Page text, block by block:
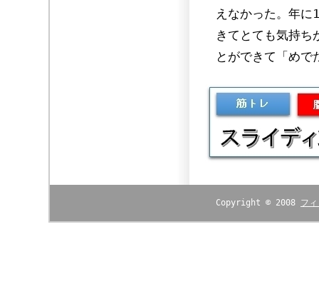
えなかった。年に
きてとても気持ち
とができて「めで
Copyright © 2008 フ